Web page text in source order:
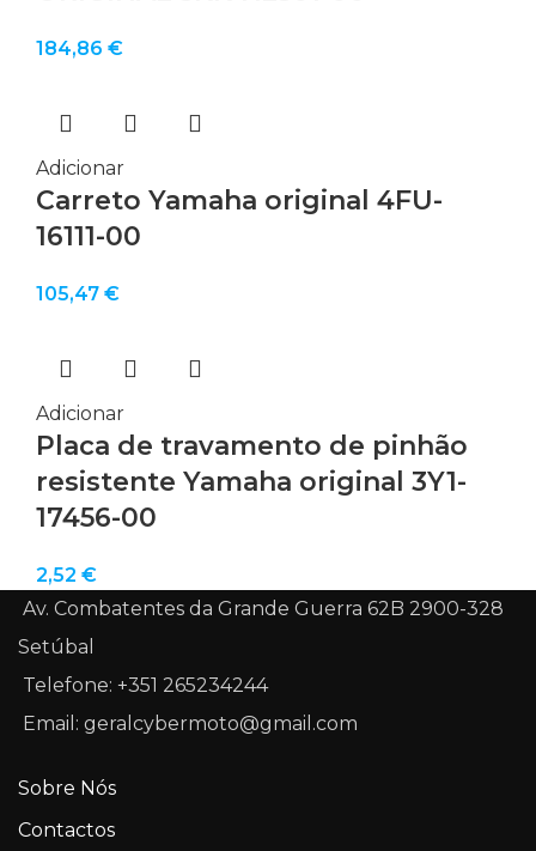
184,86 €
Adicionar
Carreto Yamaha original 4FU-
16111-00
105,47 €
Adicionar
Placa de travamento de pinhão
resistente Yamaha original 3Y1-
17456-00
2,52 €
Av. Combatentes da Grande Guerra 62B 2900-328
Setúbal
Telefone: +351 265234244
Email: geralcybermoto@gmail.com
Sobre Nós
Contactos